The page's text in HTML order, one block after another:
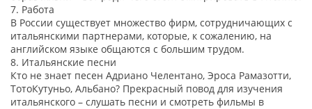
7. Работа
В России существует множество фирм, сотрудничающих с
итальянскими партнерами, которые, к сожалению, на
английском языке общаются с большим трудом.
8. Итальянские песни
Кто не знает песен Адриано Челентано, Эроса Рамазотти,
ТотоКутуньо, Альбано? Прекрасный повод для изучения
итальянского – слушать песни и смотреть фильмы в